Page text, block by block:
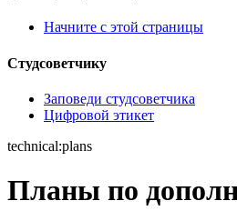
Начните с этой страницы
Студсоветчику
Заповеди студсоветчика
Цифровой этикет
technical:plans
Планы по